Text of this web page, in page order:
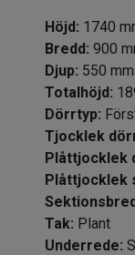
Höjd: 1740
Bredd: 900
Djup: 550 mm
Totalhöjd:
Dörrtyp:
Tjocklek
Plåttjocklek
Plåttjocklek
Tak: Plant
Underrede: